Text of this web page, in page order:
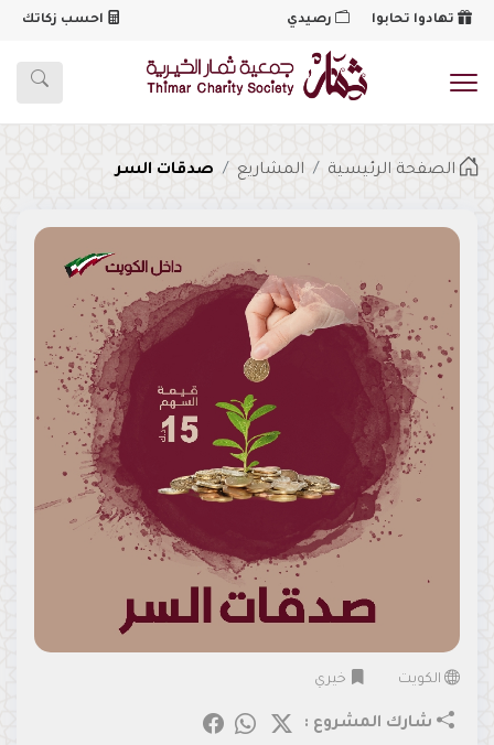
تهادوا تحابوا رصيدي احسب زكاتك
شعار
الصفحة الرئيسية المشاريع صدقات السر
الكويت خيري
شارك المشروع :